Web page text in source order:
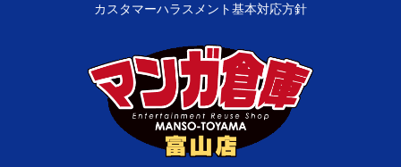
カスタマーハラスメント基本対応方針